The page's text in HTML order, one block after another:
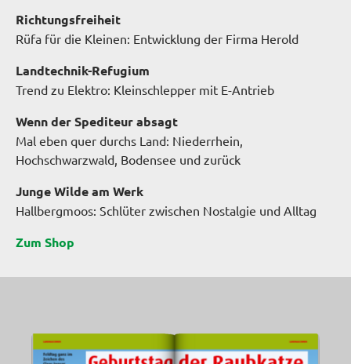
Richtungsfreiheit
Rüfa für die Kleinen: Entwicklung der Firma Herold
Landtechnik-Refugium
Trend zu Elektro: Kleinschlepper mit E-Antrieb
Wenn der Spediteur absagt
Mal eben quer durchs Land: Niederrhein,
Hochschwarzwald, Bodensee und zurück
Junge Wilde am Werk
Hallbergmoos: Schlüter zwischen Nostalgie und Alltag
Zum Shop